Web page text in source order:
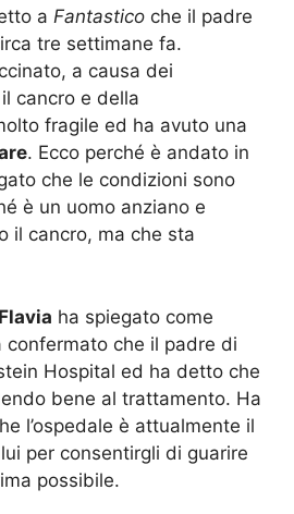
a Fantastico che il padre
tre settimane fa.
a causa dei
cancro e della
fragile ed ha avuto una
. Ecco perché è andato in
che le condizioni sono
è un uomo anziano e
il cancro, ma che sta
Flavia ha spiegato come
confermato che il padre di
Hospital ed ha detto che
bene al trattamento. Ha
l’ospedale è attualmente il
per consentirgli di guarire
possibile.